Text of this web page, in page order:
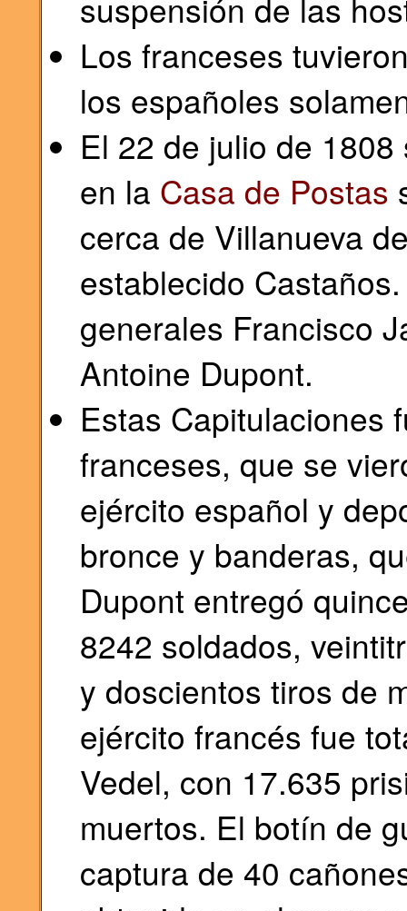
suspensión de las
Los franceses
los españoles
El 22 de julio de
en la Casa de Postas
cerca de Villanueva
establecido
generales Francisco
Antoine Dupont.
Estas Capitulaciones
franceses, que se
ejército español y
bronce y banderas,
Dupont entregó
8242 soldados,
y doscientos tiros de
ejército francés fue
Vedel, con 17.635
muertos. El botín de
captura de 40